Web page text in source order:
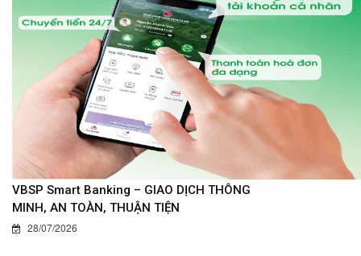
VBSP Smart Banking – GIAO DỊCH THÔNG
MINH, AN TOÀN, THUẬN TIỆN
28/07/2026